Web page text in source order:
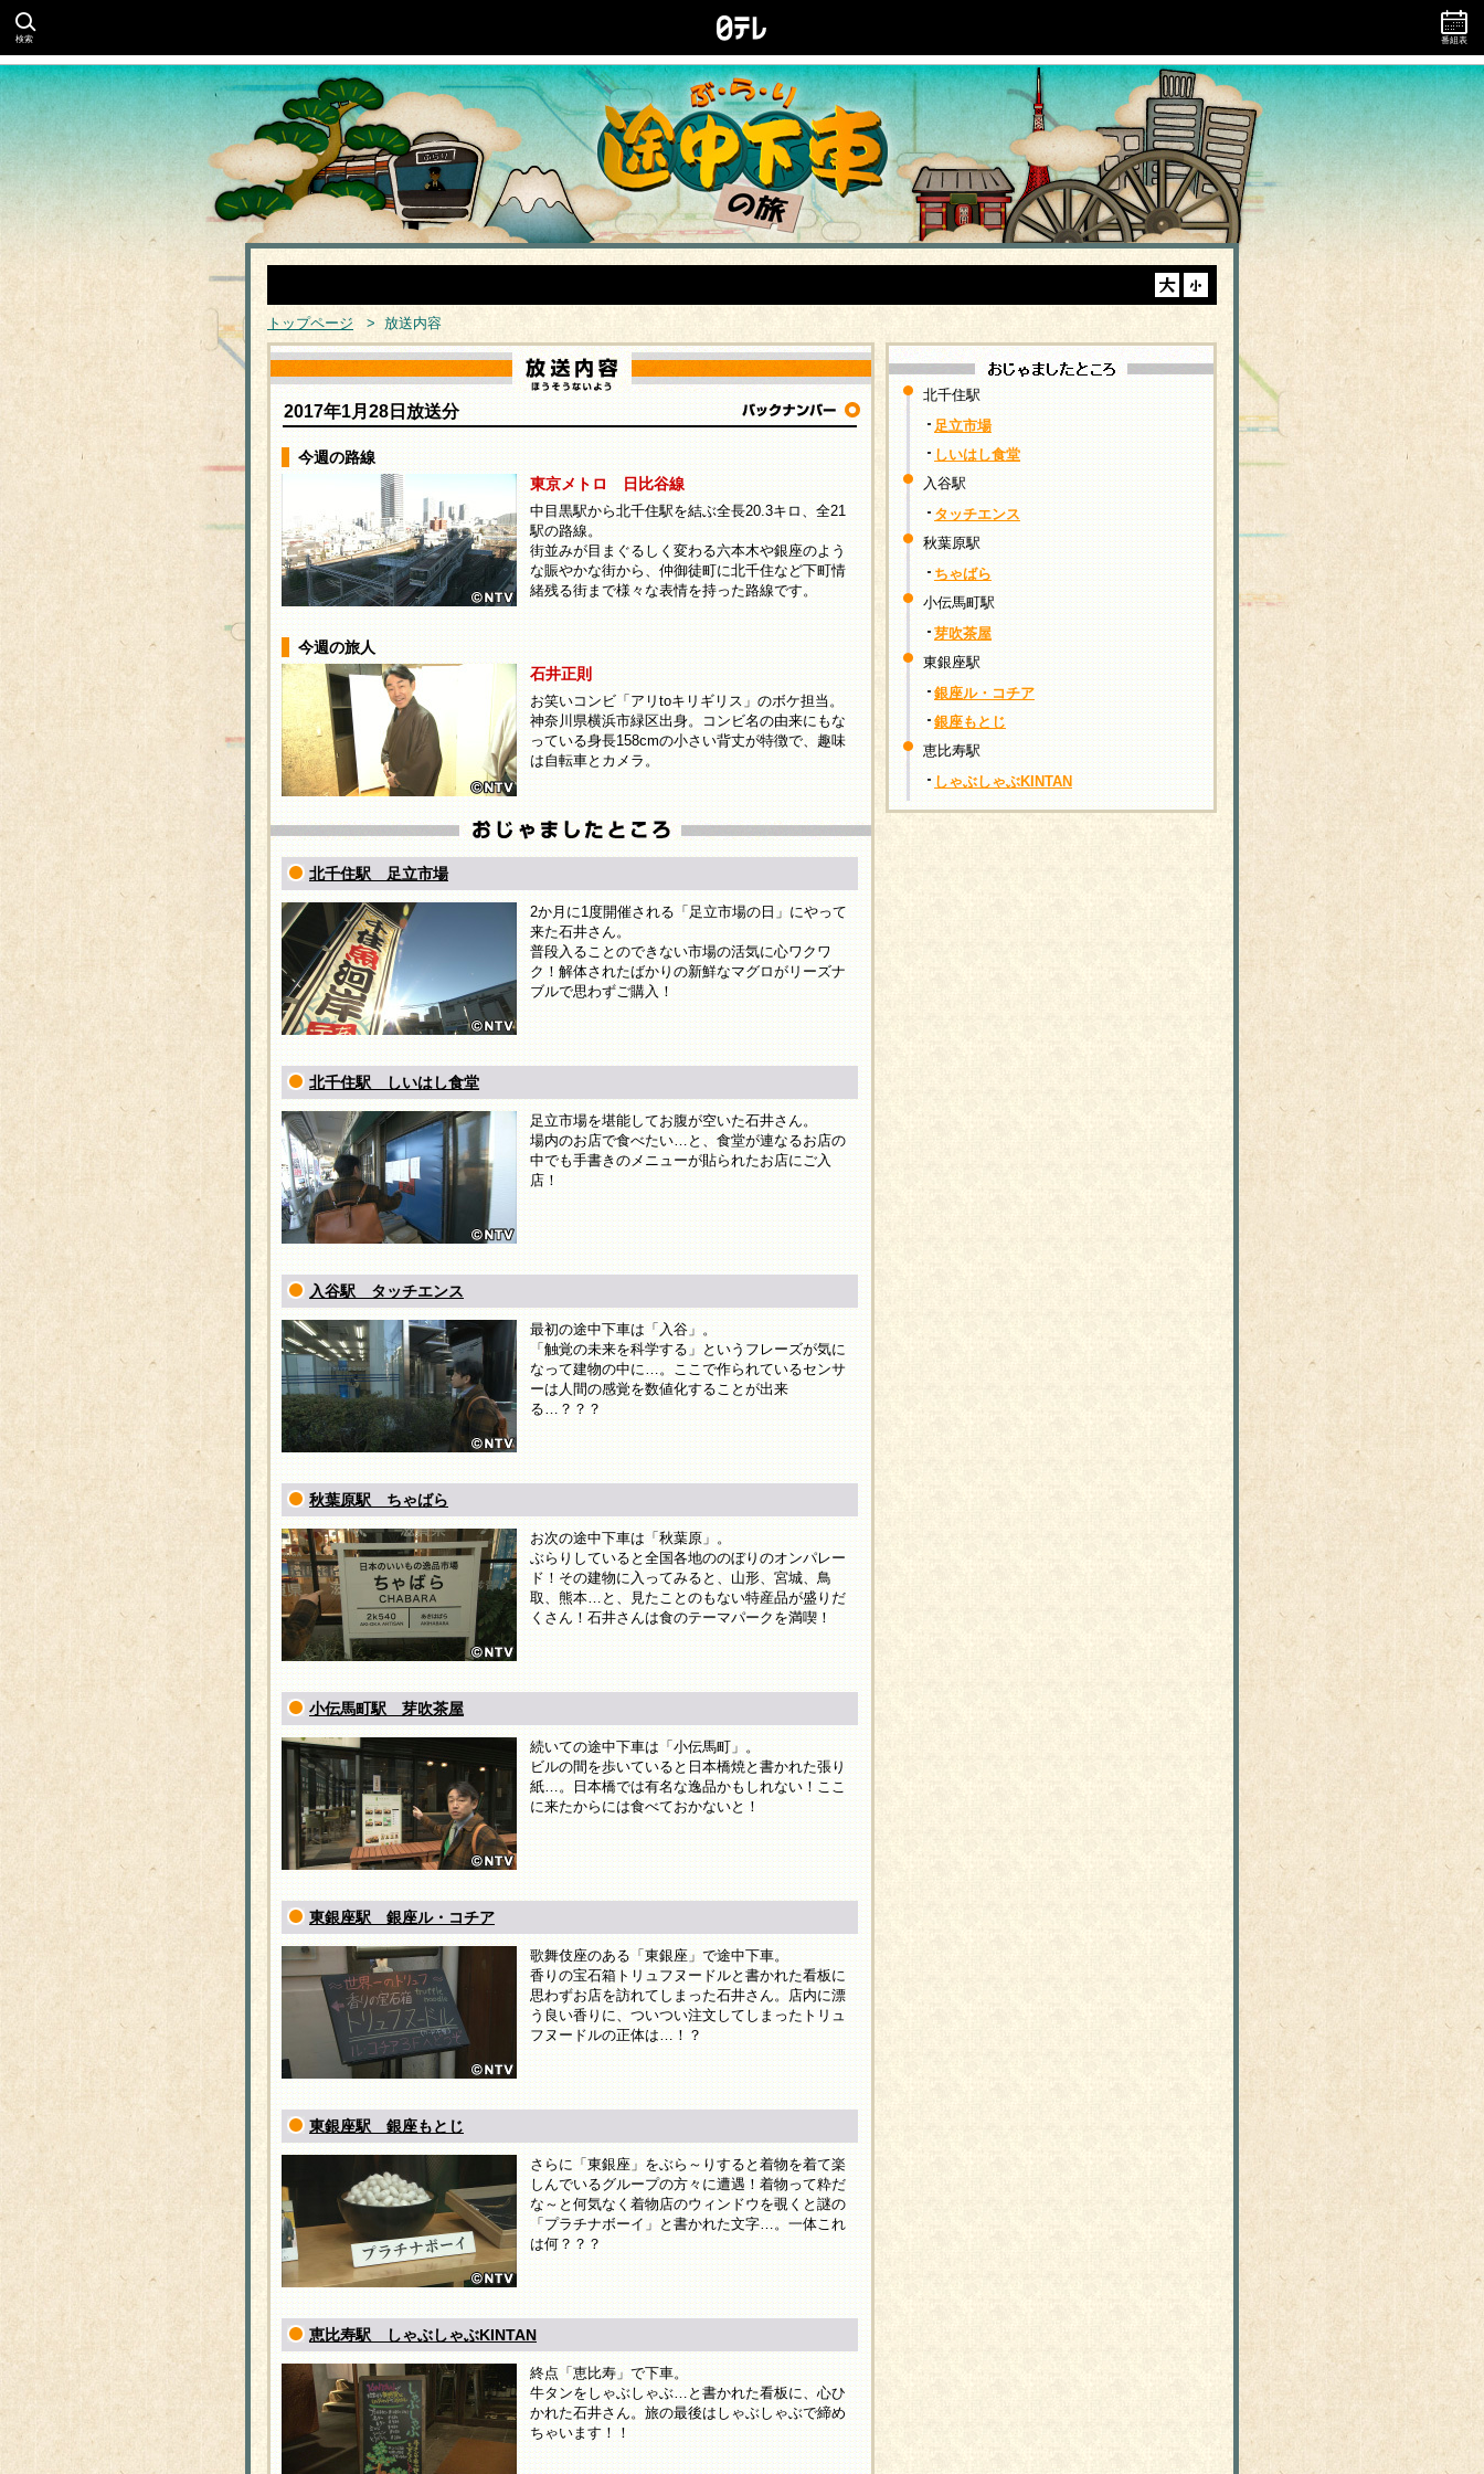
検索 番組表
トップページ > 放送内容
2017年1月28日放送分
今週の路線
東京メトロ 日比谷線
中目黒駅から北千住駅を結ぶ全長20.3キロ、全21
駅の路線。
街並みが目まぐるしく変わる六本木や銀座のよう
な賑やかな街から、仲御徒町に北千住など下町情
緒残る街まで様々な表情を持った路線です。
今週の旅人
石井正則
お笑いコンビ「アリtoキリギリス」のボケ担当。
神奈川県横浜市緑区出身。コンビ名の由来にもな
っている身長158cmの小さい背丈が特徴で、趣味
は自転車とカメラ。
北千住駅 足立市場
2か月に1度開催される「足立市場の日」にやって
来た石井さん。
普段入ることのできない市場の活気に心ワクワ
ク！解体されたばかりの新鮮なマグロがリーズナ
ブルで思わずご購入！
北千住駅 しいはし食堂
足立市場を堪能してお腹が空いた石井さん。
場内のお店で食べたい…と、食堂が連なるお店の
中でも手書きのメニューが貼られたお店にご入
店！
入谷駅 タッチエンス
最初の途中下車は「入谷」。
「触覚の未来を科学する」というフレーズが気に
なって建物の中に…。ここで作られているセンサ
ーは人間の感覚を数値化することが出来
る…？？？
秋葉原駅 ちゃばら
お次の途中下車は「秋葉原」。
ぶらりしていると全国各地ののぼりのオンパレー
ド！その建物に入ってみると、山形、宮城、鳥
取、熊本…と、見たことのもない特産品が盛りだ
くさん！石井さんは食のテーマパークを満喫！
小伝馬町駅 芽吹茶屋
続いての途中下車は「小伝馬町」。
ビルの間を歩いていると日本橋焼と書かれた張り
紙…。日本橋では有名な逸品かもしれない！ここ
に来たからには食べておかないと！
東銀座駅 銀座ル・コチア
歌舞伎座のある「東銀座」で途中下車。
香りの宝石箱トリュフヌードルと書かれた看板に
思わずお店を訪れてしまった石井さん。店内に漂
う良い香りに、ついつい注文してしまったトリュ
フヌードルの正体は…！？
東銀座駅 銀座もとじ
さらに「東銀座」をぶら～りすると着物を着て楽
しんでいるグループの方々に遭遇！着物って粋だ
な～と何気なく着物店のウィンドウを覗くと謎の
「プラチナボーイ」と書かれた文字…。一体これ
は何？？？
恵比寿駅 しゃぶしゃぶKINTAN
終点「恵比寿」で下車。
牛タンをしゃぶしゃぶ…と書かれた看板に、心ひ
かれた石井さん。旅の最後はしゃぶしゃぶで締め
ちゃいます！！
北千住駅
足立市場
しいはし食堂
入谷駅
タッチエンス
秋葉原駅
ちゃばら
小伝馬町駅
芽吹茶屋
東銀座駅
銀座ル・コチア
銀座もとじ
恵比寿駅
しゃぶしゃぶKINTAN